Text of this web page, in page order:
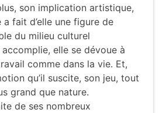
son implication artistique,
fait d’elle une figure de
du milieu culturel
elle se dévoue à
comme dans la vie. Et,
qu’il suscite, son jeu, tout
grand que nature.
de ses nombreux